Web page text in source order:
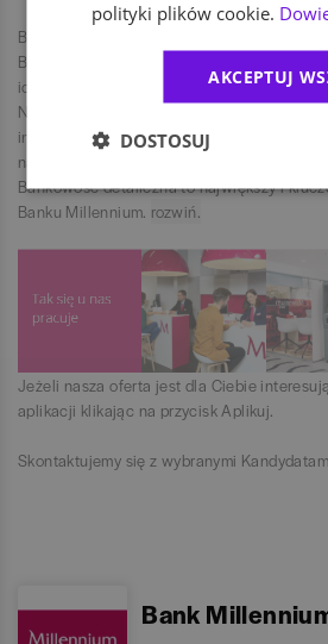
Bankowość detaliczna to największy i
Banku Millennium. Budując bezpośrednie
ich satysfakcję oraz jakość dostarczanych
Nasze placówki to doskonałe miejsce, by
innowacyjnym banku. Dołącz do nas i miej
najbardziej nowoczesnych rozwiązań w
Bankowość detaliczna to największy i
Banku Millennium. rozwiń.
Jeżeli nasza oferta jest dla Ciebie
aplikacji klikając na przycisk Aplikuj.
Skontaktujemy się z wybranymi
Bank
polityki plików cookie.
AKCEPTUJ
DOSTOSUJ